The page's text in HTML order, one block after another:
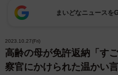
まいどなニュースを
2023.10.27(Fri)
高齢の母が免許返納「す
察官にかけられた温かい